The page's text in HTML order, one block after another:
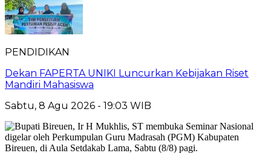
PENDIDIKAN
Dekan FAPERTA UNIKI Luncurkan Kebijakan Riset
Mandiri Mahasiswa
Sabtu, 8 Agu 2026 - 19:03 WIB